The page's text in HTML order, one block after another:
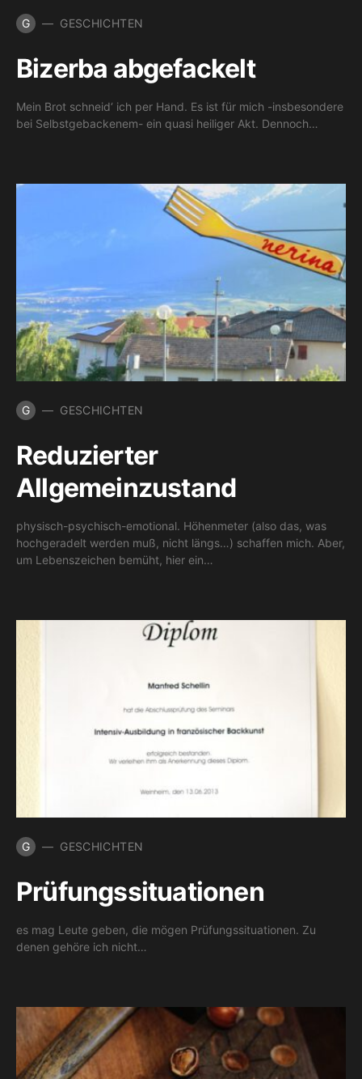
G GESCHICHTEN
Bizerba abgefackelt
Mein Brot schneid‘ ich per Hand. Es ist für mich -insbesondere
bei Selbstgebackenem- ein quasi heiliger Akt. Dennoch…
G GESCHICHTEN
Reduzierter
Allgemeinzustand
physisch-psychisch-emotional. Höhenmeter (also das, was
hochgeradelt werden muß, nicht längs…) schaffen mich. Aber,
um Lebenszeichen bemüht, hier ein…
G GESCHICHTEN
Prüfungssituationen
es mag Leute geben, die mögen Prüfungssituationen. Zu
denen gehöre ich nicht…